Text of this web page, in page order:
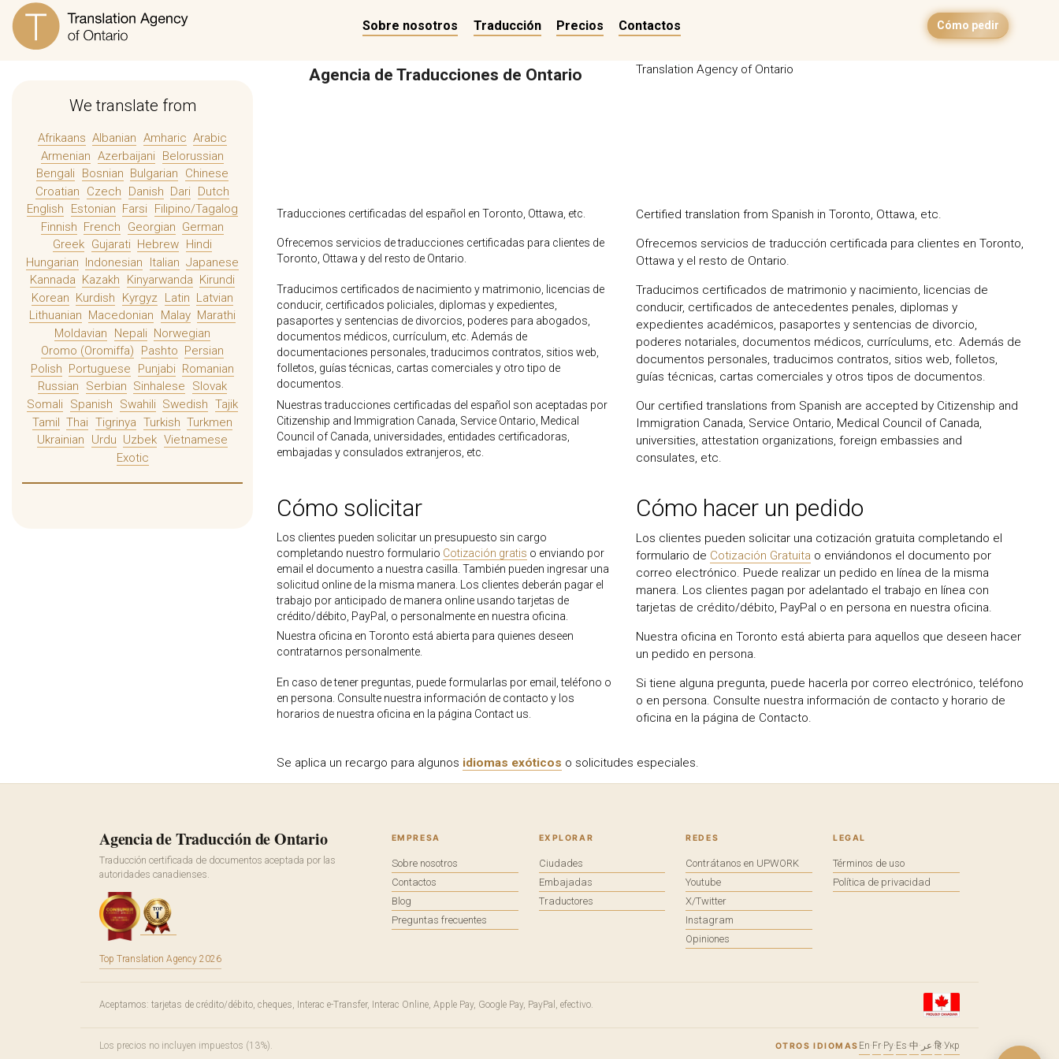
Cómo pedir
Sobre nosotros Traducción Precios Contactos
We translate from
Afrikaans Albanian Amharic Arabic
Armenian Azerbaijani
Belorussian
Bengali
Bosnian Bulgarian
Chinese
Croatian
Czech Danish Dari
Dutch
English
Estonian Farsi
Filipino/Tagalog
Finnish French Georgian German
Greek Gujarati Hebrew Hindi
Hungarian Indonesian Italian Japanese
Kannada Kazakh Kinyarwanda Kirundi
Korean Kurdish Kyrgyz Latin Latvian
Lithuanian
Macedonian Malay Marathi
Moldavian
Nepali Norwegian
Oromo (Oromiffa)
Pashto
Persian
Polish Portuguese Punjabi Romanian
Russian
Serbian Sinhalese
Slovak
Somali
Spanish Swahili Swedish Tajik
Tamil Thai Tigrinya Turkish Turkmen
Ukrainian
Urdu Uzbek Vietnamese
Exotic
Agencia de Traducciones de Ontario Translation Agency of Ontario
Traducciones certificadas del español en Toronto, Ottawa, etc. Certified translation from Spanish in Toronto, Ottawa, etc.
Ofrecemos servicios de traducciones certificadas para clientes de
Toronto, Ottawa y del resto de Ontario.
Ofrecemos servicios de traducción certificada para clientes en Toronto,
Ottawa y el resto de Ontario.
Traducimos certificados de nacimiento y matrimonio, licencias de
conducir, certificados policiales, diplomas y expedientes,
pasaportes y sentencias de divorcios, poderes para abogados,
documentos médicos, currículum, etc. Además de
documentaciones personales, traducimos contratos, sitios web,
folletos, guías técnicas, cartas comerciales y otro tipo de
documentos.
Traducimos certificados de matrimonio y nacimiento, licencias de
conducir, certificados de antecedentes penales, diplomas y
expedientes académicos, pasaportes y sentencias de divorcio,
poderes notariales, documentos médicos, currículums, etc. Además de
documentos personales, traducimos contratos, sitios web, folletos,
guías técnicas, cartas comerciales y otros tipos de documentos.
Nuestras traducciones certificadas del español son aceptadas por
Citizenship and Immigration Canada, Service Ontario, Medical
Council of Canada, universidades, entidades certificadoras,
embajadas y consulados extranjeros, etc.
Our certified translations from Spanish are accepted by Citizenship and
Immigration Canada, Service Ontario, Medical Council of Canada,
universities, attestation organizations, foreign embassies and
consulates, etc.
Cómo solicitar Cómo hacer un pedido
Los clientes pueden solicitar un presupuesto sin cargo
completando nuestro formulario Cotización gratis o enviando por
email el documento a nuestra casilla. También pueden ingresar una
solicitud online de la misma manera. Los clientes deberán pagar el
trabajo por anticipado de manera online usando tarjetas de
crédito/débito, PayPal, o personalmente en nuestra oficina.
Los clientes pueden solicitar una cotización gratuita completando el
formulario de Cotización Gratuita o enviándonos el documento por
correo electrónico. Puede realizar un pedido en línea de la misma
manera. Los clientes pagan por adelantado el trabajo en línea con
tarjetas de crédito/débito, PayPal o en persona en nuestra oficina.
Nuestra oficina en Toronto está abierta para quienes deseen
contratarnos personalmente.
Nuestra oficina en Toronto está abierta para aquellos que deseen hacer
un pedido en persona.
En caso de tener preguntas, puede formularlas por email, teléfono o
en persona. Consulte nuestra información de contacto y los
horarios de nuestra oficina en la página Contact us.
Si tiene alguna pregunta, puede hacerla por correo electrónico, teléfono
o en persona. Consulte nuestra información de contacto y horario de
oficina en la página de Contacto.
Se aplica un recargo para algunos idiomas exóticos o solicitudes especiales.
Agencia de Traducción de Ontario
Traducción certificada de documentos aceptada por las
autoridades canadienses.
Top Translation Agency 2026
EMPRESA
Sobre nosotros
Contactos
Blog
Preguntas frecuentes
EXPLORAR
Ciudades
Embajadas
Traductores
REDES
Contrátanos en UPWORK
Youtube
X/Twitter
Instagram
Opiniones
LEGAL
Términos de uso
Política de privacidad
Aceptamos: tarjetas de crédito/débito, cheques, Interac e-Transfer, Interac Online, Apple Pay, Google Pay, PayPal, efectivo.
Los precios no incluyen impuestos (13%). OTROS IDIOMAS En·Fr·Ру·Es·中· عر·हि·Укр